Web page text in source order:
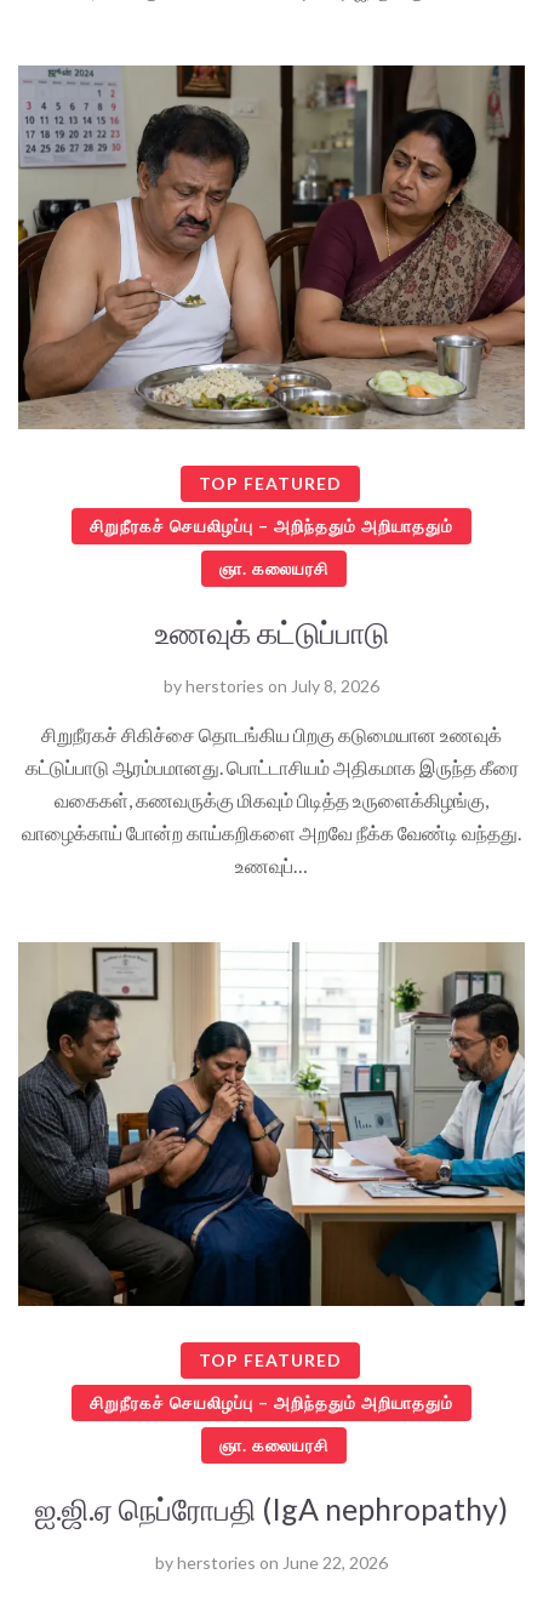
TOP FEATURED
சிறுநீரகச் செயலிழப்பு – அறிந்ததும் அறியாததும்
ஞா. கலையரசி
உணவுக் கட்டுப்பாடு
byherstories on July 8, 2026
சிறுநீரகச் சிகிச்சை தொடங்கிய பிறகு கடுமையான உணவுக்
கட்டுப்பாடு ஆரம்பமானது. பொட்டாசியம் அதிகமாக இருந்த கீரை
வகைகள், கணவருக்கு மிகவும் பிடித்த உருளைக்கிழங்கு,
வாழைக்காய் போன்ற காய்கறிகளை அறவே நீக்க வேண்டி வந்தது.
உணவுப்…
TOP FEATURED
சிறுநீரகச் செயலிழப்பு – அறிந்ததும் அறியாததும்
ஞா. கலையரசி
ஐ.ஜி.ஏ நெப்ரோபதி (IgA nephropathy)
byherstories on June 22, 2026